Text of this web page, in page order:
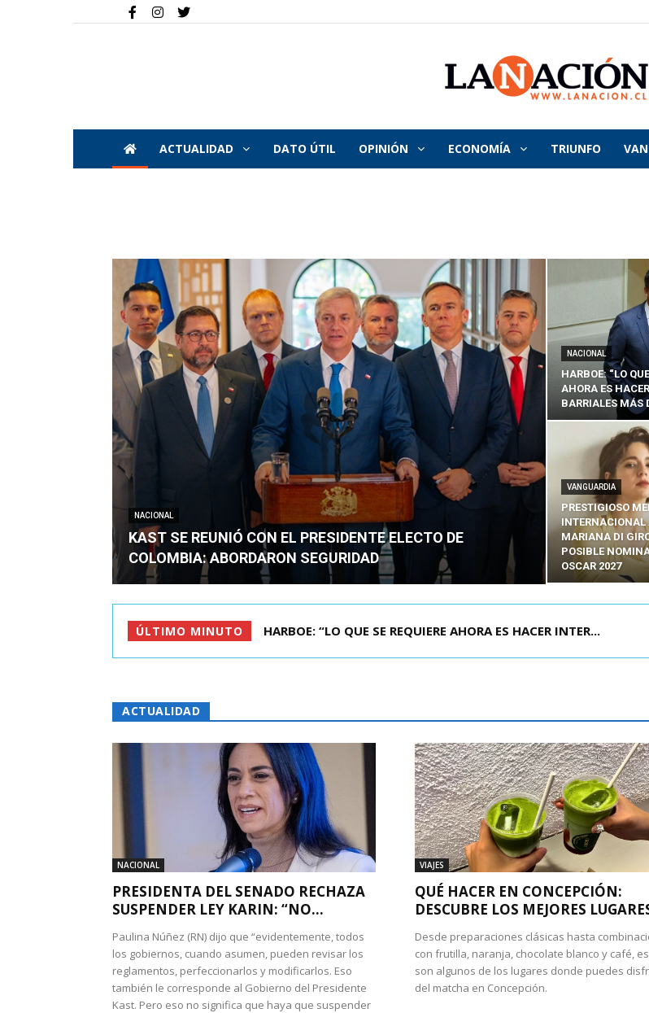
La
Nación
ACTUALIDAD DATO ÚTIL OPINIÓN ECONOMÍA TRIUNFO
NACIONAL
KAST SE REUNIÓ CON EL PRESIDENTE ELECTO DE
COLOMBIA: ABORDARON SEGURIDAD
NACIONAL
HARBOE: “LO
AHORA ES
BARRIALES MÁS
VANGUARDIA
PRESTIGIOSO
INTERNACIONAL
MARIANA DI
POSIBLE
OSCAR 2027
ÚLTIMO MINUTO BIMINISTRO MAS POR IPC: “LA ECONOMÍA SE ESTÁ ENC...
ACTUALIDAD
NACIONAL
PRESIDENTA DEL SENADO RECHAZA
SUSPENDER LEY KARIN: “NO...
Paulina Núñez (RN) dijo que “evidentemente, todos
los gobiernos, cuando asumen, pueden revisar los
reglamentos, perfeccionarlos y modificarlos. Eso
también le corresponde al Gobierno del Presidente
Kast. Pero eso no significa que haya que suspender
VIAJES
QUÉ HACER EN CONCEPCIÓN:
DESCUBRE LOS MEJORES
Desde preparaciones clásicas hasta
con frutilla, naranja, chocolate blanco y café,
son algunos de los lugares donde puedes
del matcha en Concepción.